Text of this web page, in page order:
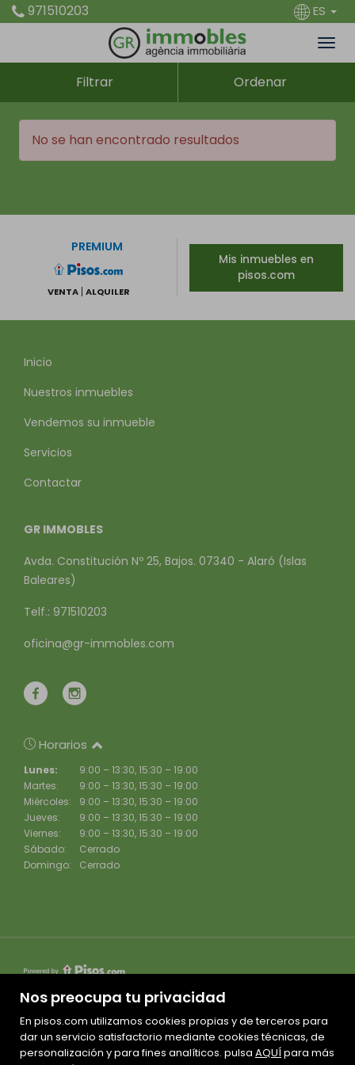
Nos preocupa tu privacidad
En pisos.com utilizamos cookies propias y de terceros para
dar un servicio satisfactorio mediante cookies técnicas, de
personalización y para fines analíticos. pulsa AQUÍpara más
971510203 ES
Filtrar Ordenar
No se han encontrado resultados
PREMIUM
VENTA ALQUILER
Mis inmuebles en
pisos.com
Inicio
Nuestros inmuebles
Vendemos su inmueble
Servicios
Contactar
GR IMMOBLES
Avda. Constitución Nº 25, Bajos. 07340 - Alaró (Islas
Baleares)
Telf.: 971510203
oficina@gr-immobles.com
Horarios
Lunes:
9:00 – 13:30, 15:30 – 19:00
Martes:
9:00 – 13:30, 15:30 – 19:00
Miércoles:
9:00 – 13:30, 15:30 – 19:00
Jueves:
9:00 – 13:30, 15:30 – 19:00
Viernes:
9:00 – 13:30, 15:30 – 19:00
Sábado:
Cerrado
Domingo:
Cerrado
Mapa Web
Aviso legal